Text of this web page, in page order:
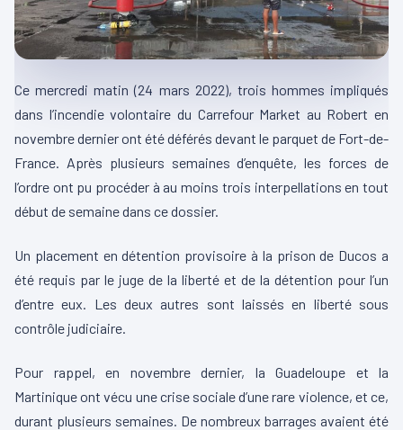
Ce mercredi matin (24 mars 2022), trois hommes impliqués
dans l’incendie volontaire du Carrefour Market au Robert en
novembre dernier ont été déférés devant le parquet de Fort-de-
France. Après plusieurs semaines d’enquête, les forces de
l’ordre ont pu procéder à au moins trois interpellations en tout
début de semaine dans ce dossier.
Un placement en détention provisoire à la prison de Ducos a
été requis par le juge de la liberté et de la détention pour l’un
d’entre eux. Les deux autres sont laissés en liberté sous
contrôle judiciaire.
Pour rappel, en novembre dernier, la Guadeloupe et la
Martinique ont vécu une crise sociale d’une rare violence, et ce,
durant plusieurs semaines. De nombreux barrages avaient été